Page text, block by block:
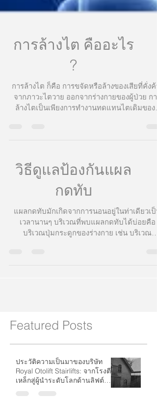
การล้างไต คืออะไร
?
การล้างไต ก็คือ การขจัดหรือล้างของเสียที่คั่งค้า
วิธีดูแลป้องกันแผล
กดทับ
แผลกดทับมักเกิดจากการนอนอยู่ในท่าเดียวเป็น
Featured Posts
ประวัติความเป็นมาของบริษัท